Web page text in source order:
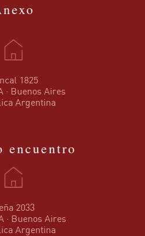
1825
· Buenos Aires
Argentina
encuentro
2033
· Buenos Aires
Argentina